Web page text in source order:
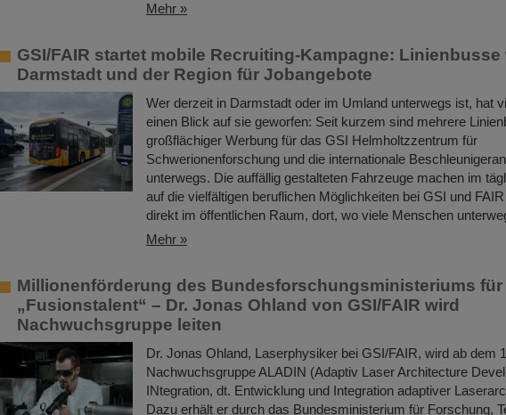
Mehr »
GSI/FAIR startet mobile Recruiting-Kampagne: Linienbusse
Darmstadt und der Region für Jobangebote
Wer derzeit in Darmstadt oder im Umland unterwegs ist, hat
einen Blick auf sie geworfen: Seit kurzem sind mehrere
großflächiger Werbung für das GSI Helmholtzzentrum für
Schwerionenforschung und die internationale
unterwegs. Die auffällig gestalteten Fahrzeuge machen im
auf die vielfältigen beruflichen Möglichkeiten bei GSI und
direkt im öffentlichen Raum, dort, wo viele Menschen
Mehr »
Millionenförderung des Bundesforschungsministeriums für
„Fusionstalent“ – Dr. Jonas Ohland von GSI/FAIR wird
Nachwuchsgruppe leiten
Dr. Jonas Ohland, Laserphysiker bei GSI/FAIR, wird ab dem
Nachwuchsgruppe ALADIN (Adaptiv Laser Architecture
INtegration, dt. Entwicklung und Integration adaptiver
Dazu erhält er durch das Bundesministerium für Forschung,